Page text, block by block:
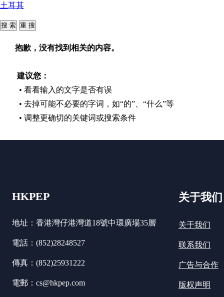
土耳其
抱歉，没有找到相关的内容。
建议您：
• 看看输入的文字是否有误
• 去掉可能不必要的字词，如“的”、“什么”等
• 调整更确切的关键词或搜索条件
HKPEP
地址：香港灣仔港灣道18號中環廣場35層
電話：(852)28248527
傳真：(852)25931222
電郵：cs@hkpep.com
关于我们
关于我们
联系我们
广告与合作
版权声明